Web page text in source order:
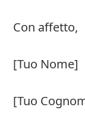
Con affetto,
[Tuo Nome]
[Tuo